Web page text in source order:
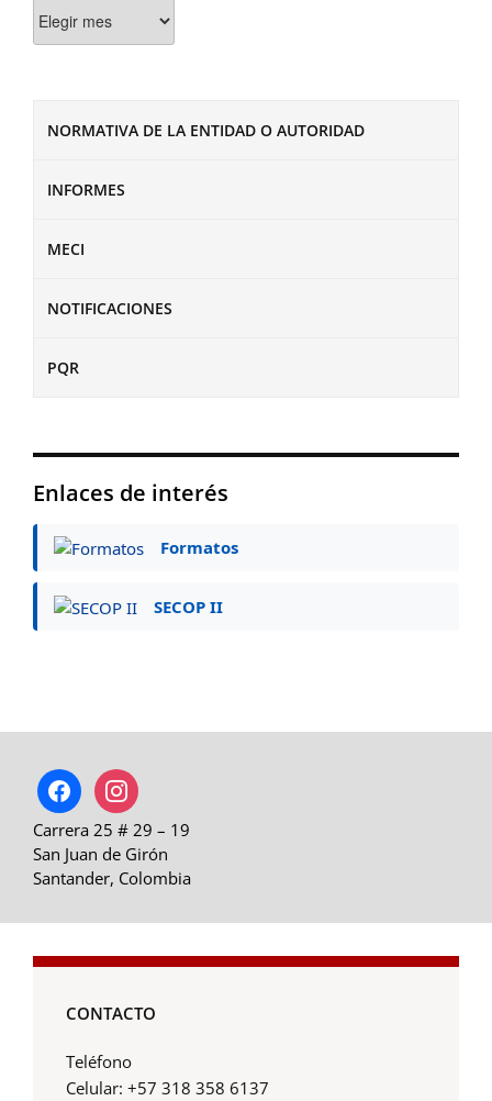
NORMATIVA DE LA ENTIDAD O AUTORIDAD
INFORMES
MECI
NOTIFICACIONES
PQR
Enlaces de interés
Formatos
SECOP II
facebookinstagram
Carrera 25 # 29 – 19
San Juan de Girón
Santander, Colombia
CONTACTO
Teléfono
Celular: +57 318 358 6137